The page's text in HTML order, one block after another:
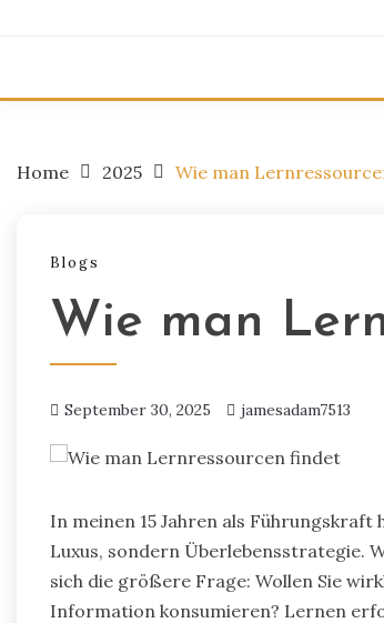
Home 2025 Wie man
Blogs
Wie man
September 30, 2025 jamesadam7513
In meinen 15 Jahren als
Luxus, sondern Überlebensstrategie.
sich die größere Frage: Wollen Sie
Information konsumieren? Lernen